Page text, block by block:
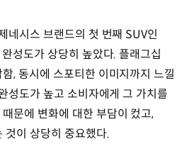
네시스 브랜드의 첫 번째 SUV인
성도가 상당히 높았다. 플래그십
, 동시에 스포티한 이미지까지 느낄
성도가 높고 소비자에게 그 가치를
문에 변화에 대한 부담이 컸고,
것이 상당히 중요했다.